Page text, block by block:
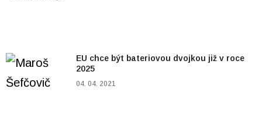
EU chce být bateriovou dvojkou již v roce
2025
04. 04. 2021